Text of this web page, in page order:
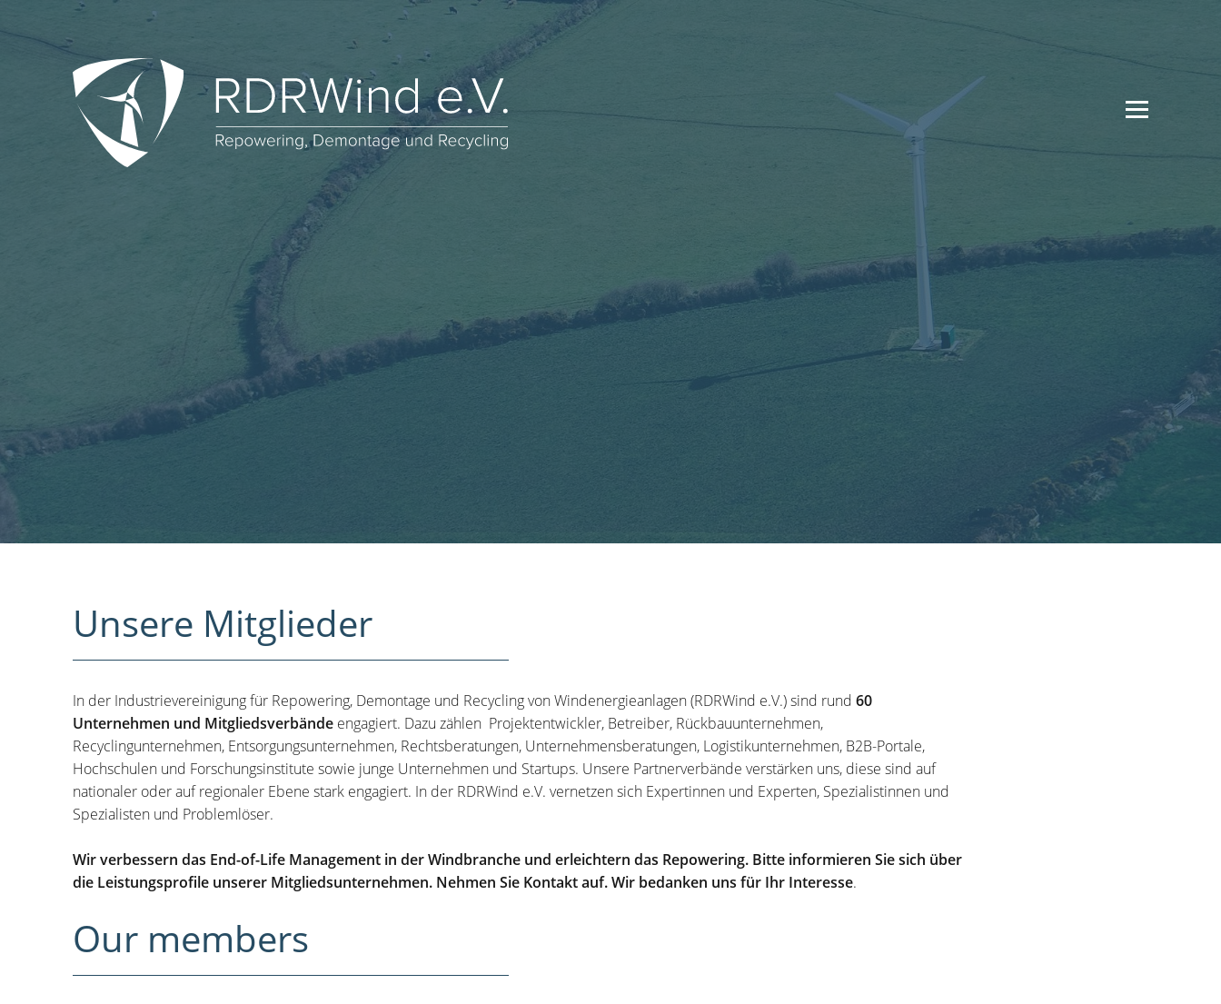
Unsere Mitglieder
In der Industrievereinigung für Repowering, Demontage und Recycling von Windenergieanlagen (RDRWind e.V.) sind rund 60
Unternehmen und Mitgliedsverbände engagiert. Dazu zählen Projektentwickler, Betreiber, Rückbauunternehmen,
Recyclingunternehmen, Entsorgungsunternehmen, Rechtsberatungen, Unternehmensberatungen, Logistikunternehmen, B2B-Portale,
Hochschulen und Forschungsinstitute sowie junge Unternehmen und Startups. Unsere Partnerverbände verstärken uns, diese sind auf
nationaler oder auf regionaler Ebene stark engagiert. In der RDRWind e.V. vernetzen sich Expertinnen und Experten, Spezialistinnen und
Spezialisten und Problemlöser.
Wir verbessern das End-of-Life Management in der Windbranche und erleichtern das Repowering. Bitte informieren Sie sich über
die Leistungsprofile unserer Mitgliedsunternehmen. Nehmen Sie Kontakt auf. Wir bedanken uns für Ihr Interesse.
Our members